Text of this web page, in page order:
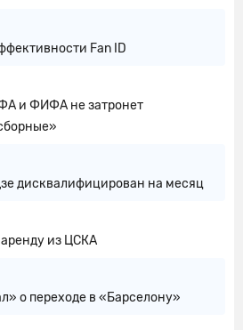
Fan ID
и ФИФА не затронет
дисквалифицирован на месяц
из ЦСКА
о переходе в «Барселону»